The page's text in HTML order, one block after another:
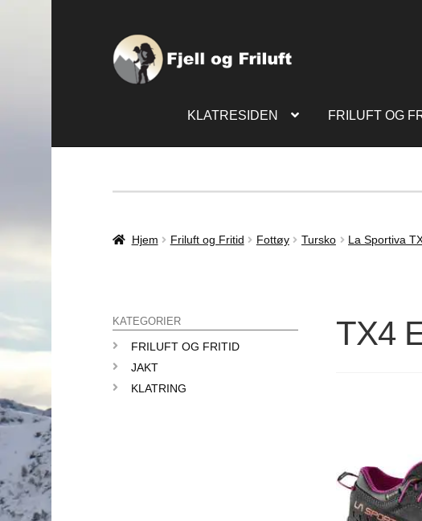
KLATRESIDEN FRILUFT OG
Hjem Friluft og Fritid Fottøy Tursko La Sportiva
TX4
KATEGORIER
FRILUFT OG FRITID
JAKT
KLATRING